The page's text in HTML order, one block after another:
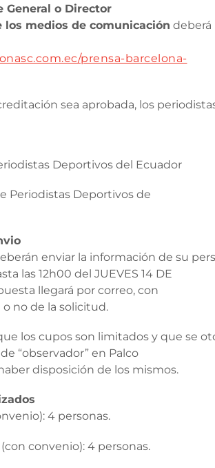
General o Director
los medios de comunicación deberá
prensa-barcelona-
sea aprobada, los
Deportivos del Ecuador
Periodistas Deportivos de
enviar la información de su
las 12h00 del JUEVES 14 DE
llegará por correo, con
o no de la solicitud.
los cupos son limitados y que se
“observador” en Palco
disposición de los mismos.
4 personas.
convenio): 4 personas.